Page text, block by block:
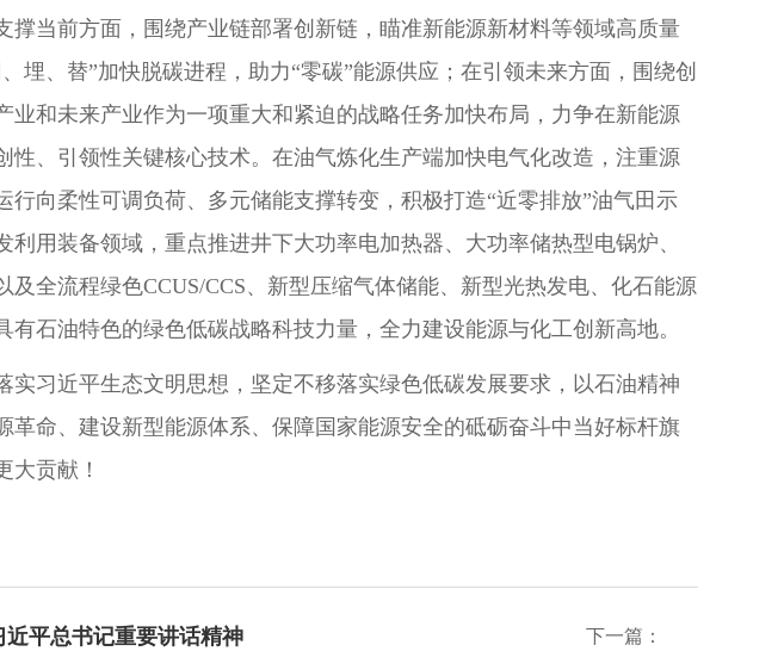
撑当前方面，围绕产业链部署创新链，瞄准新能源新材料等领域高质量
埋、替”加快脱碳进程，助力“零碳”能源供应；在引领未来方面，围绕创
业和未来产业作为一项重大和紧迫的战略任务加快布局，力争在新能源
性、引领性关键核心技术。在油气炼化生产端加快电气化改造，注重源
行向柔性可调负荷、多元储能支撑转变，积极打造“近零排放”油气田示
用装备领域，重点推进井下大功率电加热器、大功率储热型电锅炉、
全流程绿色CCUS/CCS、新型压缩气体储能、新型光热发电、化石能源
石油特色的绿色低碳战略科技力量，全力建设能源与化工创新高地。
实习近平生态文明思想，坚定不移落实绿色低碳发展要求，以石油精神
革命、建设新型能源体系、保障国家能源安全的砥砺奋斗中当好标杆旗
大贡献！
下一篇：
平总书记重要讲话精神